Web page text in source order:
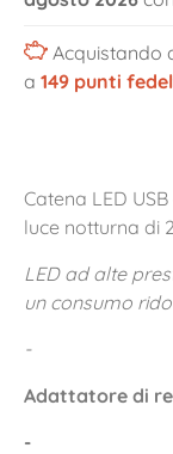
Acquistando
a 149 punti
Catena LED
luce notturna di
LED ad alte
un consumo
-
Adattatore di
-